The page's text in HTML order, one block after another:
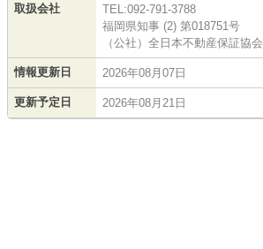
取扱会社
TEL:092-791-3788
福岡県知事 (2) 第018751号
（公社）全日本不動産保証協会
情報更新日 2026年08月07日
更新予定日 2026年08月21日